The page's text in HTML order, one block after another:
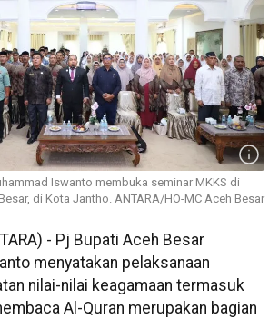
Iswanto membuka seminar MKKS di
di Kota Jantho. ANTARA/HO-MC Aceh Besar
- Pj Bupati Aceh Besar
menyatakan pelaksanaan
nilai-nilai keagamaan termasuk
Al-Quran merupakan bagian